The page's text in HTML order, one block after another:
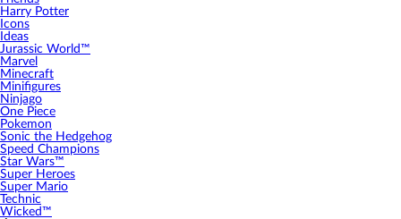
Harry Potter
Icons
Ideas
Jurassic World™
Marvel
Minecraft
Minifigures
Ninjago
One Piece
Pokemon
Sonic the Hedgehog
Speed Champions
Star Wars™
Super Heroes
Super Mario
Technic
Wicked™